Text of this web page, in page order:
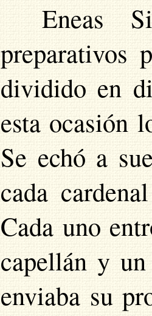
Eneas
preparativos
dividido en
esta ocasión
Se echó a
cada
Cada uno
capellán y
enviaba su